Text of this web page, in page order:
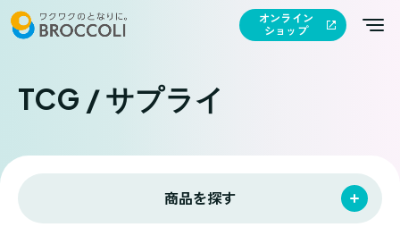
オンライン
ショップ
TCG / サプライ
商品を探す